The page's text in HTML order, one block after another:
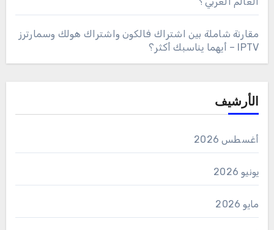
مقارنة شاملة بين اشتراك فالكون واشتراك هولك وسمارترز
IPTV – أيهما يناسبك أكثر؟
الأرشيف
أغسطس 2026
يونيو 2026
مايو 2026